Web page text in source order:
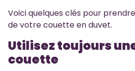
Voici quelques clés pour
de votre couette en duvet.
Utilisez toujours
couette